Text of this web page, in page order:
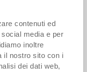
contenuti ed
media e per
inoltre
il nostro sito con i
dei dati web,
online:Richiedi